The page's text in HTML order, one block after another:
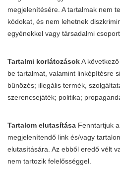
megjelenítésére. A tartalmak nem
kódokat, és nem lehetnek
egyénekkel vagy társadalmi
Tartalmi korlátozásokA
be tartalmat, valamint linképítésre
bűnözés; illegális termék,
szerencsejáték; politika;
Tartalom elutasítása Fenntartjuk
megjelenítendő link és/vagy
elutasítására. Az ebből eredő vélt
nem tartozik felelősséggel.